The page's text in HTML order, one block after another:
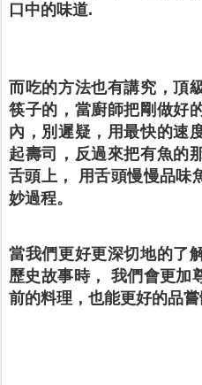
口中的味道.
而吃的方法也有講究，頂
筷子的，當廚師把剛做好
內，別遲疑，用最快的速
起壽司，反過來把有魚的
舌頭上， 用舌頭慢慢品味
妙過程。
當我們更好更深切地的了
歷史故事時， 我們會更加
前的料理，也能更好的品